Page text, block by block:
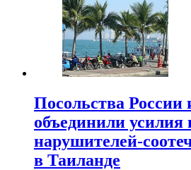
Посольства
объединили усилия
нарушителей-
в Таиланде